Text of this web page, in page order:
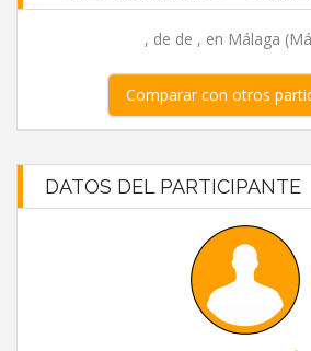
, de de , en Málaga
Comparar con otros
DATOS DEL PARTICIPANTE